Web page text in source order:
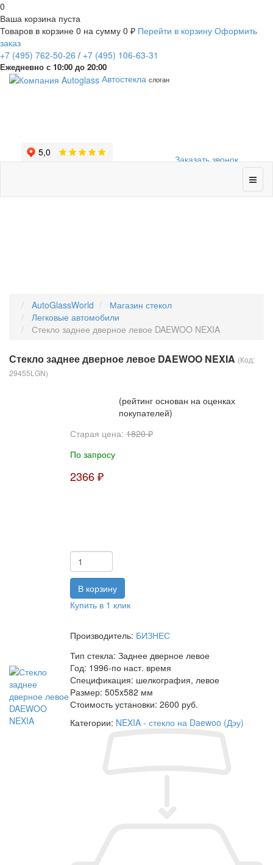
0
Ваша корзина пуста
Товаров в корзине 0 на сумму 0 ₽ Перейти в корзину Оформить
заказ
+7 (495) 762-50-26 / +7 (495) 106-63-31
Ежедневно с 10:00 до 20:00
Заказать звонок
Автостекла слоган
AutoGlassWorld
Магазин стекол
Легковые автомобили
Стекло заднее дверное левое DAEWOO NEXIA
Стекло заднее дверное левое DAEWOO NEXIA (Код:
29455LGN)
(рейтинг основан на оценках
покупателей)
Старая цена: 1820 ₽
По запросу
2366 ₽
Купить в 1 клик
Производитель: БИЗНЕС
Тип стекла: Заднее дверное левое
Год: 1996-по наст. время
Спецификация: шелкография, левое
Размер: 505x582 мм
Стоимость установки: 2600 руб.
Категории: NEXIA - стекло на Daewoo (Дэу)